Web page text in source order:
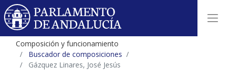
Composición y funcionamiento
Buscador de composiciones
Gázquez Linares, José Jesús